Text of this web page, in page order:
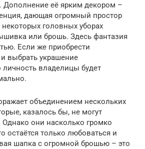
Дополнение её ярким декором –
дающая огромный простор
головных уборах
или брошь. Здесь фантазия
Если же приобрести
выбрать украшение
личность владелицы будет
объединением нескольких
казалось бы, не могут
Однако они насколько громко
остаётся только любоваться и
шапка с огромной брошью – это